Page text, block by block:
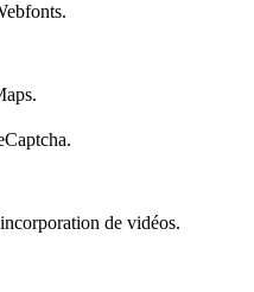
de vidéos.